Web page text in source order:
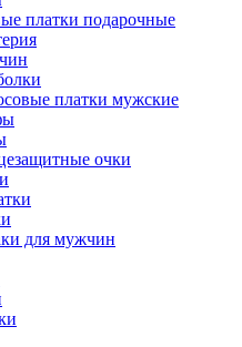
платки подарочные
платки мужские
очки
для мужчин